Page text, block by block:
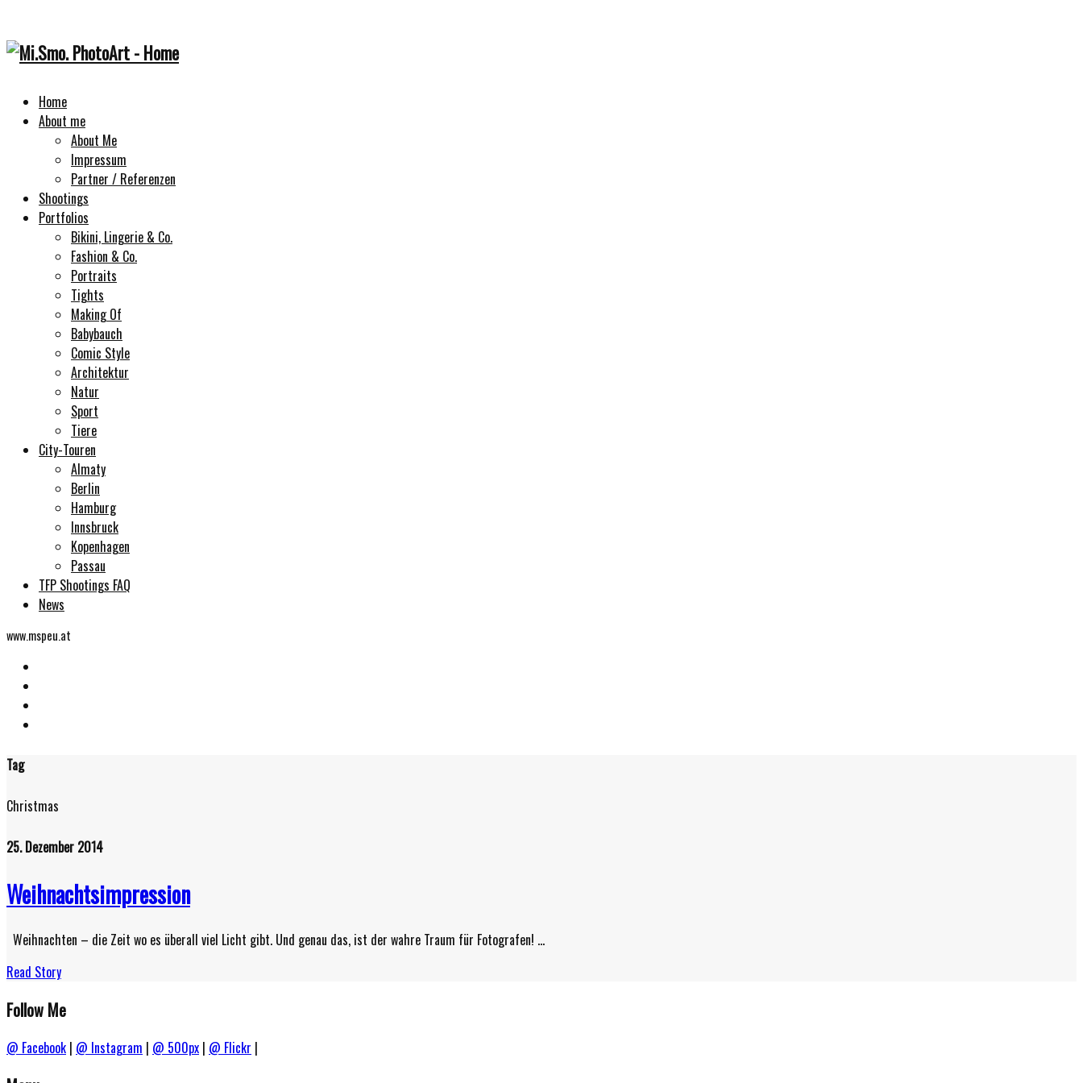
Home
About me
About Me
Impressum
Partner / Referenzen
Shootings
Portfolios
Bikini, Lingerie & Co.
Fashion & Co.
Portraits
Tights
Making Of
Babybauch
Comic Style
Architektur
Natur
Sport
Tiere
City-Touren
Almaty
Berlin
Hamburg
Innsbruck
Kopenhagen
Passau
TFP Shootings FAQ
News
www.mspeu.at
Tag
Christmas
25. Dezember 2014
Weihnachtsimpression
Weihnachten – die Zeit wo es überall viel Licht gibt. Und genau das, ist der wahre Traum für Fotografen! …
Read Story
Follow Me
@ Facebook | @ Instagram | @ 500px | @ Flickr |